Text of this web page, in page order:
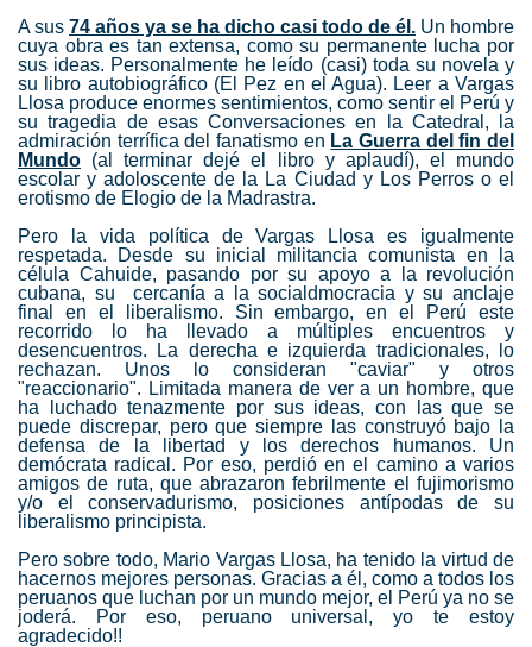
A sus 74 años ya se ha dicho casi todo de él. Un hombre
cuya obra es tan extensa, como su permanente lucha por
sus ideas. Personalmente he leído (casi) toda su novela y
su libro autobiográfico (El Pez en el Agua). Leer a Vargas
Llosa produce enormes sentimientos, como sentir el Perú y
su tragedia de esas Conversaciones en la Catedral, la
admiración terrífica del fanatismo en La Guerra del fin del
Mundo (al terminar dejé el libro y aplaudí), el mundo
escolar y adoloscente de la La Ciudad y Los Perros o el
erotismo de Elogio de la Madrastra.
Pero la vida política de Vargas Llosa es igualmente
respetada. Desde su inicial militancia comunista en la
célula Cahuide, pasando por su apoyo a la revolución
cubana, su cercanía a la socialdmocracia y su anclaje
final en el liberalismo. Sin embargo, en el Perú este
recorrido lo ha llevado a múltiples encuentros y
desencuentros. La derecha e izquierda tradicionales, lo
rechazan. Unos lo consideran "caviar" y otros
"reaccionario". Limitada manera de ver a un hombre, que
ha luchado tenazmente por sus ideas, con las que se
puede discrepar, pero que siempre las construyó bajo la
defensa de la libertad y los derechos humanos. Un
demócrata radical. Por eso, perdió en el camino a varios
amigos de ruta, que abrazaron febrilmente el fujimorismo
y/o el conservadurismo, posiciones antípodas de su
liberalismo principista.
Pero sobre todo, Mario Vargas Llosa, ha tenido la virtud de
hacernos mejores personas. Gracias a él, como a todos los
peruanos que luchan por un mundo mejor, el Perú ya no se
joderá. Por eso, peruano universal, yo te estoy
agradecido!!